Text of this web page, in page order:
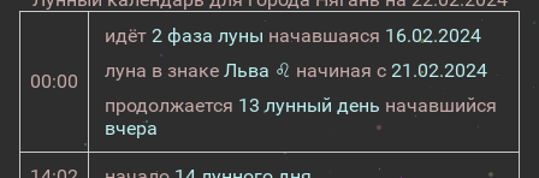
00:00
идёт 2 фаза луны начавшаяся 16.02.2024
луна в знаке Льва ♌ начиная с 21.02.2024
продолжается 13 лунный день начавшийся
вчера